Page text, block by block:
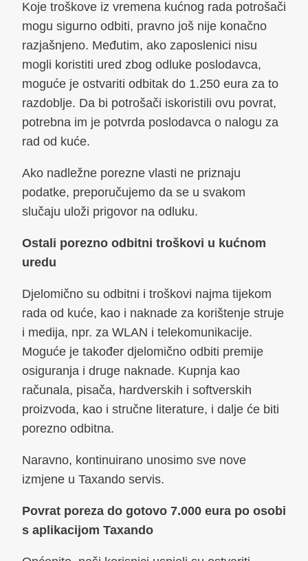
Koje troškove iz vremena kućnog rada potrošači
mogu sigurno odbiti, pravno još nije konačno
razjašnjeno. Međutim, ako zaposlenici nisu
mogli koristiti ured zbog odluke poslodavca,
moguće je ostvariti odbitak do 1.250 eura za to
razdoblje. Da bi potrošači iskoristili ovu povrat,
potrebna im je potvrda poslodavca o nalogu za
rad od kuće.
Ako nadležne porezne vlasti ne priznaju
podatke, preporučujemo da se u svakom
slučaju uloži prigovor na odluku.
Ostali porezno odbitni troškovi u kućnom
uredu
Djelomično su odbitni i troškovi najma tijekom
rada od kuće, kao i naknade za korištenje struje
i medija, npr. za WLAN i telekomunikacije.
Moguće je također djelomično odbiti premije
osiguranja i druge naknade. Kupnja kao
računala, pisača, hardverskih i softverskih
proizvoda, kao i stručne literature, i dalje će biti
porezno odbitna.
Naravno, kontinuirano unosimo sve nove
izmjene u Taxando servis.
Povrat poreza do gotovo 7.000 eura po osobi
s aplikacijom Taxando